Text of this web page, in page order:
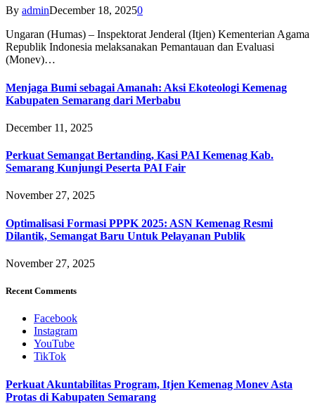
By adminDecember 18, 20250
Ungaran (Humas) – Inspektorat Jenderal (Itjen) Kementerian Agama
Republik Indonesia melaksanakan Pemantauan dan Evaluasi
(Monev)…
Menjaga Bumi sebagai Amanah: Aksi Ekoteologi Kemenag
Kabupaten Semarang dari Merbabu
December 11, 2025
Perkuat Semangat Bertanding, Kasi PAI Kemenag Kab.
Semarang Kunjungi Peserta PAI Fair
November 27, 2025
Optimalisasi Formasi PPPK 2025: ASN Kemenag Resmi
Dilantik, Semangat Baru Untuk Pelayanan Publik
November 27, 2025
Recent Comments
Facebook
Instagram
YouTube
TikTok
Perkuat Akuntabilitas Program, Itjen Kemenag Monev Asta
Protas di Kabupaten Semarang